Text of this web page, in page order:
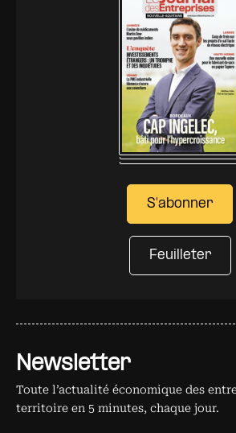
Newsletter
Toute l’actualité économique des
territoire en 5 minutes, chaque jour.
S'abonner
Feuilleter